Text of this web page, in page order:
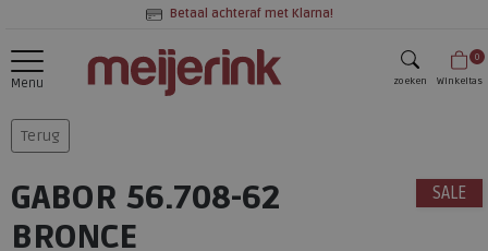
Betaal achteraf met Klarna!
Menu zoeken
0
Winkeltas
Terug
SALE
GABOR 56.708-62
BRONCE